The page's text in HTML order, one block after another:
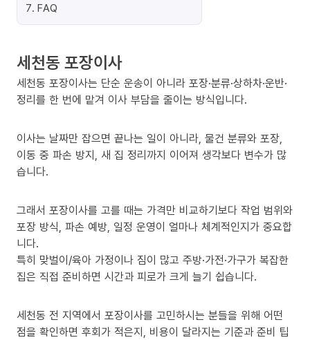
7. FAQ
세천동 포장이사
세천동 포장이사는 단순 운송이 아니라 포장·분류·상하차·운반·
정리를 한 번에 맡겨 이사 부담을 줄이는 방식입니다.
이사는 날짜만 잡으면 끝나는 일이 아니라, 물건 분류와 포장,
이동 중 파손 방지, 새 집 정리까지 이어져 생각보다 변수가 많
습니다.
그래서 포장이사를 고를 때는 가격만 비교하기보다 작업 범위와
포장 방식, 파손 예방, 일정 운영이 얼마나 체계적인지가 중요합
니다.
특히 맞벌이/육아 가정이나 짐이 많고 주방·가전·가구가 복잡한
집은 직접 준비하면 시간과 피로가 크게 늘기 쉽습니다.
세천동 전 지역에서 포장이사를 고민하시는 분들을 위해 어떤
점을 확인하면 후회가 적은지, 비용이 달라지는 기준과 준비 팁